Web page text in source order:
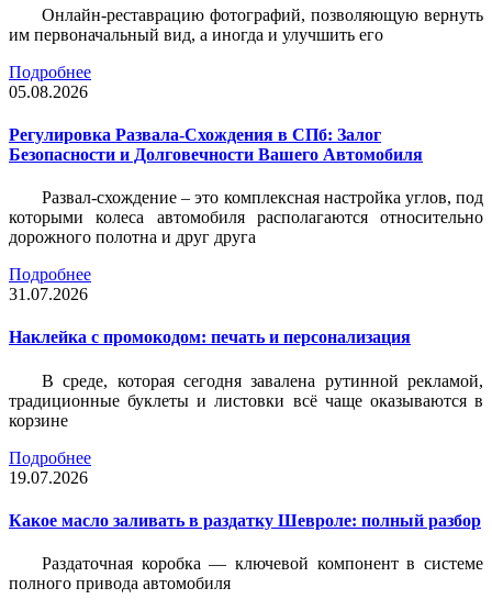
Онлайн-реставрацию фотографий, позволяющую вернуть
им первоначальный вид, а иногда и улучшить его
Подробнее
05.08.2026
Регулировка Развала-Схождения в СПб: Залог
Безопасности и Долговечности Вашего Автомобиля
Развал-схождение – это комплексная настройка углов, под
которыми колеса автомобиля располагаются относительно
дорожного полотна и друг друга
Подробнее
31.07.2026
Наклейка c промокодом: печать и персонализация
В среде, которая сегодня завалена рутинной рекламой,
традиционные буклеты и листовки всё чаще оказываются в
корзине
Подробнее
19.07.2026
Какое масло заливать в раздатку Шевроле: полный разбор
Раздаточная коробка — ключевой компонент в системе
полного привода автомобиля